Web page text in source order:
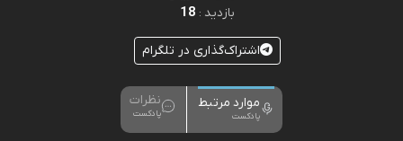
بازدید : 18
اشتراک‌گذاری در تلگرام
موارد مرتبط
پادکست
نظرات
پادکست